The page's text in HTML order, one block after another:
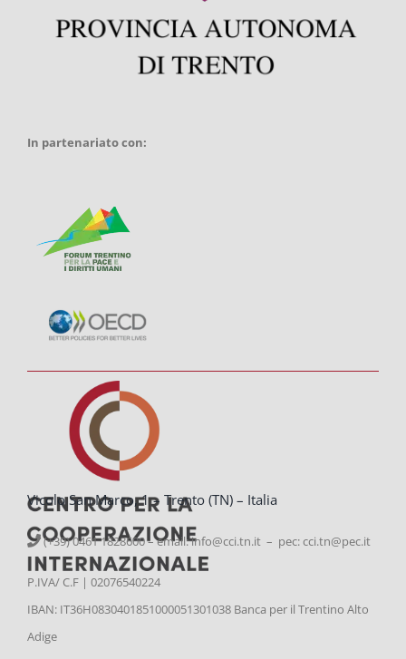
In partenariato con:
Vicolo San Marco, 1 – Trento (TN) – Italia
(+39) 0461 1828600 – email:info@cci.tn.it – pec: cci.tn@pec.it
P.IVA/ C.F | 02076540224
IBAN: IT36H0830401851000051301038 Banca per il Trentino Alto
Adige